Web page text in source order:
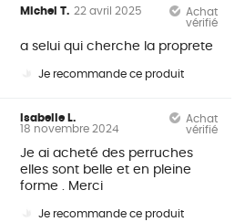
Michel T. 22 avril 2025
Achat
vérifié
a selui qui cherche la proprete
Je recommande ce produit
Isabelle L.
18 novembre 2024
Achat
vérifié
Je ai acheté des perruches
elles sont belle et en pleine
forme . Merci
Je recommande ce produit